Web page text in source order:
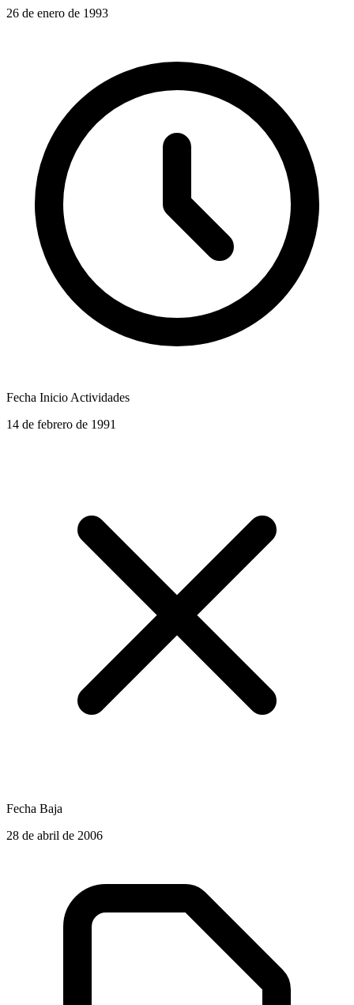
26 de enero de 1993
Fecha Inicio Actividades
14 de febrero de 1991
Fecha Baja
28 de abril de 2006